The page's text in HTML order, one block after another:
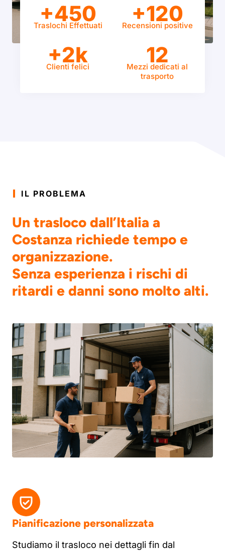
+450
Traslochi Effettuati +120
Recensioni positive
+2k
Clienti felici 12
Mezzi dedicati al
trasporto
IL PROBLEMA
Un trasloco dall’Italia a
Costanza richiede tempo e
organizzazione.
Senza esperienza i rischi di
ritardi e danni sono molto alti.
Pianificazione personalizzata
Studiamo il trasloco nei dettagli fin dal